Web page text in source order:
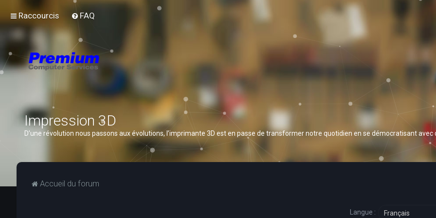
Raccourcis FAQ
Impression 3D
D’une révolution nous passons aux évolutions, l’imprimante 3D est en passe de transformer notre quotidien en se démocratisant
Accueil du forum
Langue :